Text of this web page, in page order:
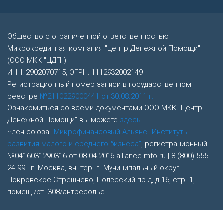
Общество с ограниченной ответственностью
Микрокредитная компания "Центр Денежной Помощи"
(ООО МКК "ЦДП")
ИНН: 2902070715, ОГРН: 1112932002149
Регистрационный номер записи в государственном
реестре №2110229000441 от 30.08.2011 г.
Ознакомиться со всеми документами ООО МКК "Центр
Денежной Помощи" вы можете здесь
Член союза "Микрофинансовый Альянс "Институты
развития малого и среднего бизнеса" , регистрационный
№0416031290316 от 08.04.2016 alliance-mfo.ru | 8 (800) 555-
24-99 | г. Москва, вн. тер. г. Муниципальный округ
Покровское-Стрешнево, Полесский пр-д, д.16, стр. 1,
помещ./эт. 308/антресолье